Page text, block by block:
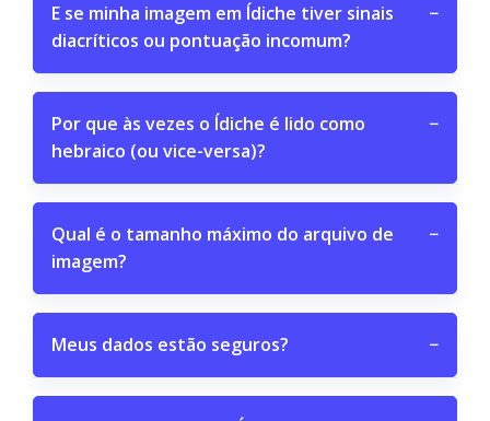
E se minha imagem em Ídiche tiver sinais
diacríticos ou pontuação incomum?
−
Por que às vezes o Ídiche é lido como
hebraico (ou vice-versa)?
−
Qual é o tamanho máximo do arquivo de
imagem?
−
Meus dados estão seguros? −